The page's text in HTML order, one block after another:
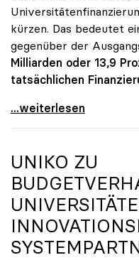
kürzen. Das bedeutet
gegenüber der
Milliarden oder 13,9
tatsächlichen
\"Österreich ist für die
...weiterlesen
UNIKO ZU